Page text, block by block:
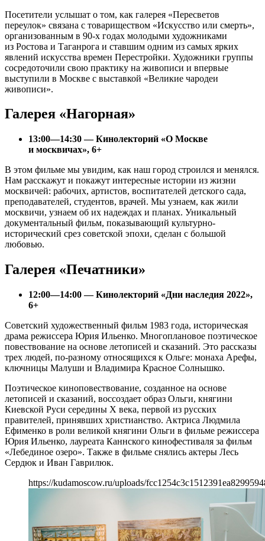
Посетители услышат о том, как галерея «Пересветов
переулок» связана с товариществом «Искусство или смерть»,
организованным в 90-х годах молодыми художниками
из Ростова и Таганрога и ставшим одним из самых ярких
явлений искусства времен Перестройки. Художники группы
сосредоточили свою практику на живописи и впервые
выступили в Москве с выставкой «Великие чародеи
живописи».
Галерея «Нагорная»
13:00—14:30 — Кинолекторий «О Москве
и москвичах», 6+
В этом фильме мы увидим, как наш город строился и менялся.
Нам расскажут и покажут интересные истории из жизни
москвичей: рабочих, артистов, воспитателей детского сада,
преподавателей, студентов, врачей. Мы узнаем, как жили
москвичи, узнаем об их надеждах и планах. Уникальный
документальный фильм, показывающий культурно-
исторический срез советской эпохи, сделан с большой
любовью.
Галерея «Печатники»
12:00—14:00 — Кинолекторий «Дни наследия 2022»,
6+
Советский художественный фильм 1983 года, историческая
драма режиссера Юрия Ильенко. Многоплановое поэтическое
повествование на основе летописей и сказаний. Это рассказы
трех людей, по-разному относящихся к Ольге: монаха Арефы,
ключницы Малуши и Владимира Красное Солнышко.
Поэтическое киноповествование, созданное на основе
летописей и сказаний, воссоздает образ Ольги, княгини
Киевской Руси середины X века, первой из русских
правителей, принявших христианство. Актриса Людмила
Ефименко в роли великой княгини Ольги в фильме режиссера
Юрия Ильенко, лауреата Каннского кинофестиваля за фильм
«Лебединое озеро». Также в фильме снялись актеры Лесь
Сердюк и Иван Гаврилюк.
https://kudamoscow.ru/uploads/